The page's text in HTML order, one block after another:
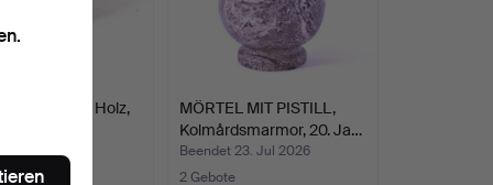
Holz,
MÖRTEL MIT PISTILL,
Kolmårdsmarmor, 20. Ja…
Beendet 23. Jul 2026
2 Gebote